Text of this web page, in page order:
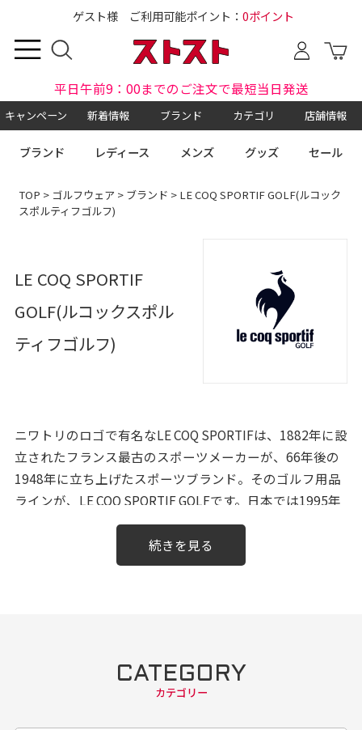
ゲスト様 ご利用可能ポイント： 0ポイント
平日午前9：00までのご注文で最短当日発送
キャンペーン 新着情報 ブランド カテゴリ 店舗情報
ブランド レディース メンズ グッズ セール
TOP > ゴルフウェア > ブランド > LE COQ SPORTIF GOLF(ルコック
スポルティフゴルフ)
LE COQ SPORTIF
GOLF(ルコックスポル
ティフゴルフ)
ニワトリのロゴで有名なLE COQ SPORTIFは、1882年に設
立されたフランス最古のスポーツメーカーが、66年後の
1948年に立ち上げたスポーツブランド。そのゴルフ用品
ラインが、LE COQ SPORTIF GOLFです。日本では1995年
より株式会社デサントが展開しています。
LE COQはフランス語で雄鶏を意味する言葉。フランスの
国鳥ニワトリにあやかりブランド名が付けられました。
スポーティーかつ上品なウェアとグッズで大人のゴルフ
を目指す方におすすめのブランドです。
CATEGORY
カテゴリー